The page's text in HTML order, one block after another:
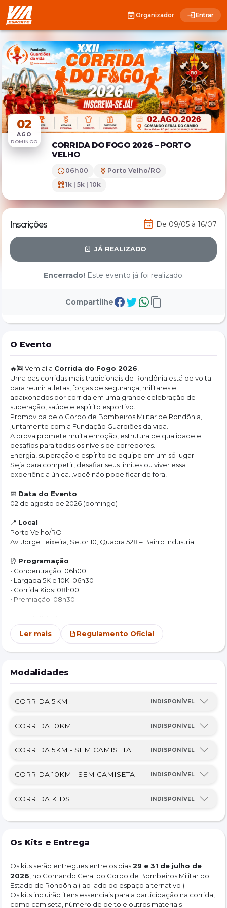
Organizador Entrar
02
AGO
DOMINGO
CORRIDA DO FOGO 2026 – PORTO
VELHO
06h00
Porto Velho/RO
1k | 5k | 10k
Inscrições De 09/05 à 16/07
JÁ REALIZADO
Encerrado!Este evento já foi realizado.
Compartilhe
O Evento
🔥🚒 Vem aí a Corrida do Fogo 2026!
Uma das corridas mais tradicionais de Rondônia está de volta
para reunir atletas, forças de segurança, militares e
apaixonados por corrida em uma grande celebração de
superação, saúde e espírito esportivo.
Promovida pelo Corpo de Bombeiros Militar de Rondônia,
juntamente com a Fundação Guardiões da vida.
A prova promete muita emoção, estrutura de qualidade e
desafios para todos os níveis de corredores.
Energia, superação e espírito de equipe em um só lugar.
Seja para competir, desafiar seus limites ou viver essa
experiência única...você não pode ficar de fora!
📅 Data do Evento
02 de agosto de 2026 (domingo)
📍 Local
Porto Velho/RO
Av. Jorge Teixeira, Setor 10, Quadra 528 – Bairro Industrial
⏰ Programação
• Concentração: 06h00
• Largada 5K e 10K: 06h30
• Corrida Kids: 08h00
• Premiação: 08h30
• Corrida 5K
• Corrida 10K
Pública e Forças Armadas
O evento contará com disputas no masculino e feminino,
• Público Geral
• Bombeiro Militar
Haverá troféus, medalhas finisher e premiação em dinheiro via
🎽Camiseta oficial do evento
A retirada dos kits acontecerá entre os dias:
📦 29 a 31 de julho de 2026
Ler mais Regulamento Oficial
Modalidades
CORRIDA 5KM INDISPONÍVEL
CORRIDA 10KM INDISPONÍVEL
CORRIDA 5KM - SEM CAMISETA INDISPONÍVEL
CORRIDA 10KM - SEM CAMISETA INDISPONÍVEL
CORRIDA KIDS INDISPONÍVEL
Os Kits e Entrega
Os kits serão entregues entre os dias 29 e 31 de julho de
2026, no Comando Geral do Corpo de Bombeiros Militar do
Estado de Rondônia.( ao lado do espaço alternativo ).
Os kits incluirão itens essenciais para a participação na corrida,
como camiseta, número de peito e outros materiais